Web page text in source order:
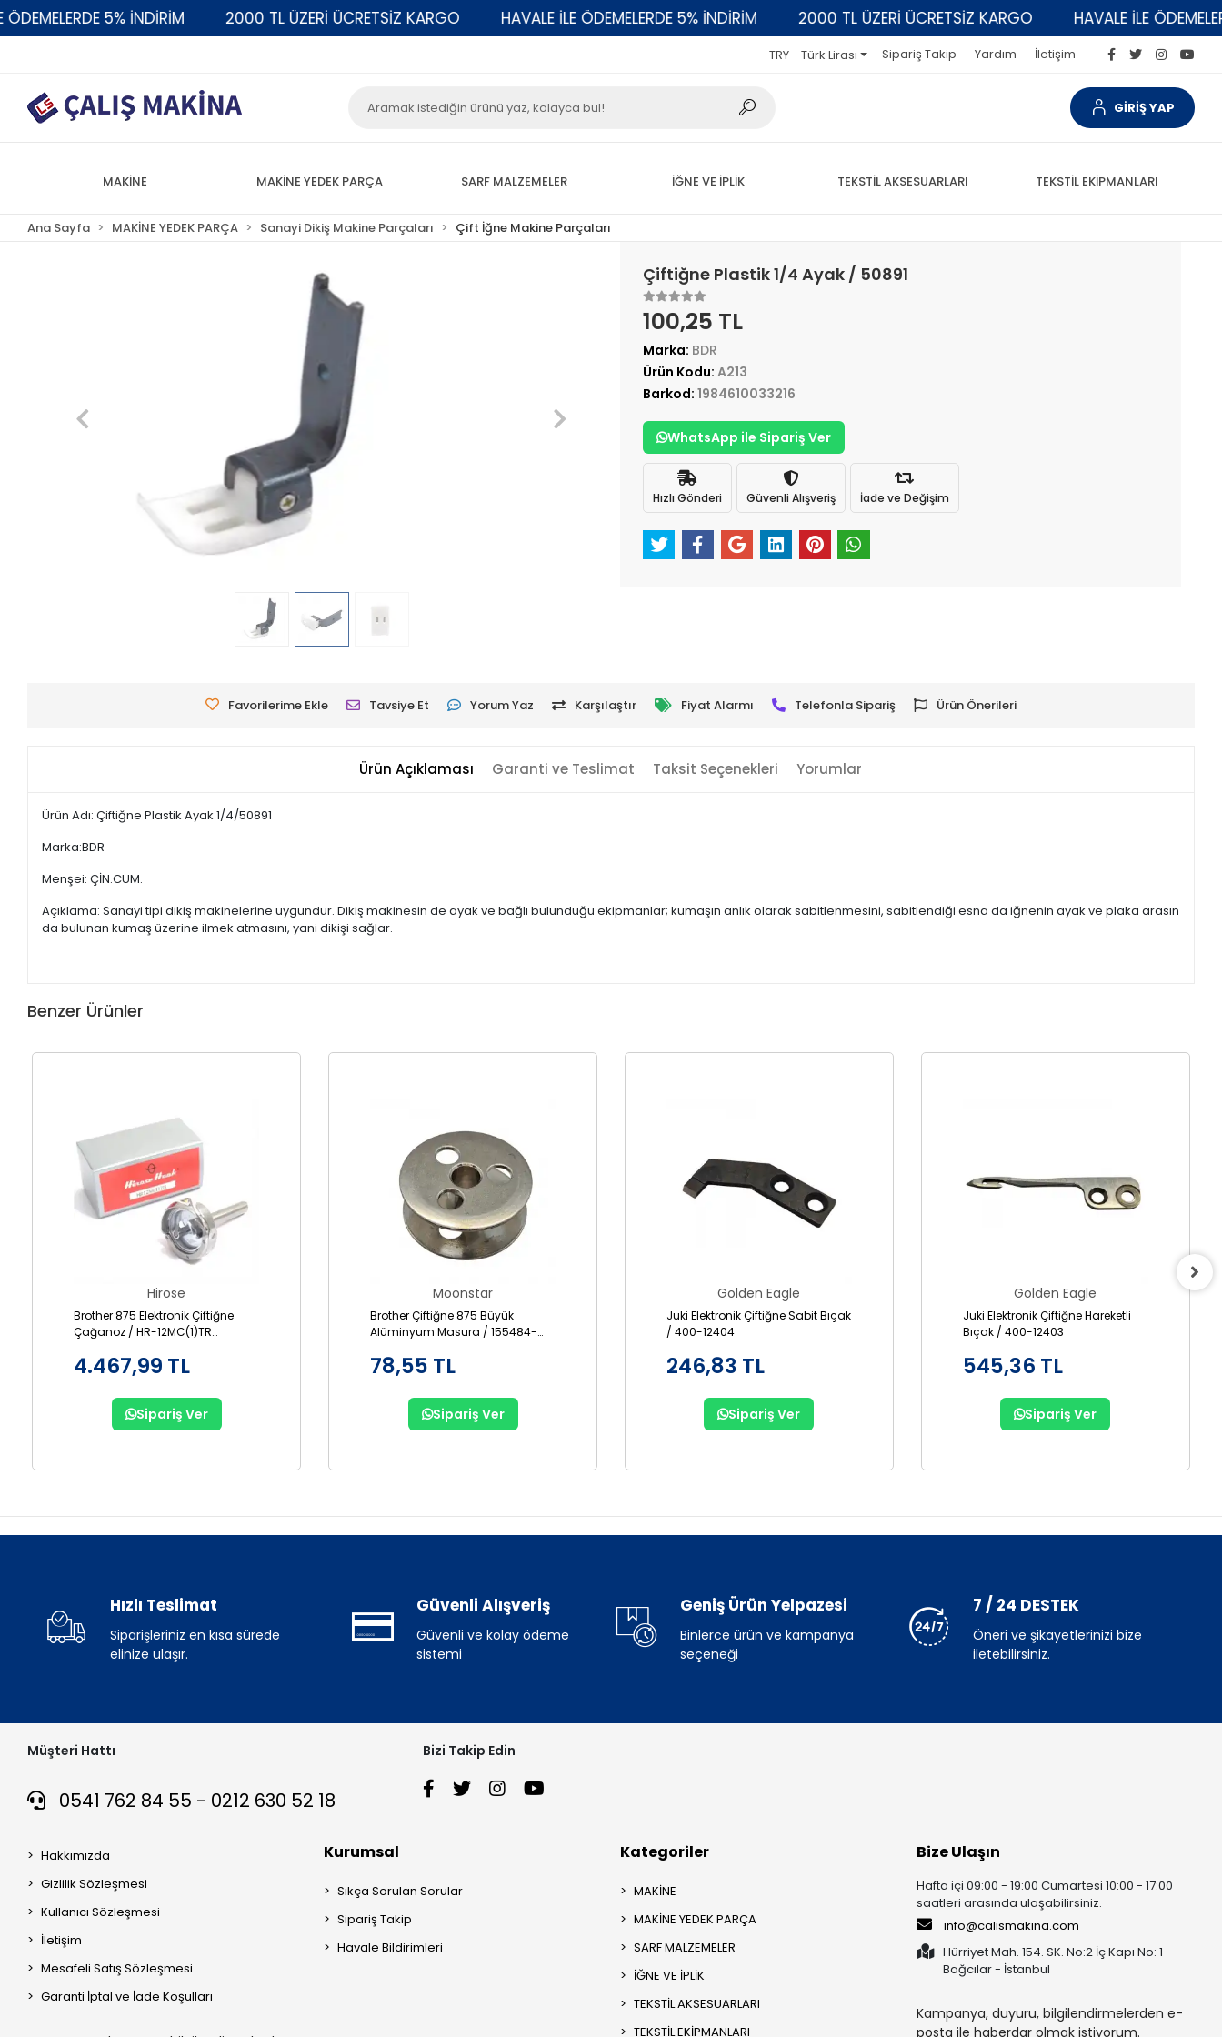
5% İNDİRİM 2000 TL ÜZERİ ÜCRETSİZ KARGO HAVALE İLE ÖDEMELERDE 5% İNDİRİM 2000 TL ÜZERİ ÜCRETSİZ KARGO HAVALE İLE ÖDEMELERDE
TRY - Türk Lirası Sipariş Takip Yardım İletişim
GİRİŞ YAP
MAKİNE MAKİNE YEDEK PARÇA SARF MALZEMELER İĞNE VE İPLİK TEKSTİL AKSESUARLARI TEKSTİL EKİPMANLARI
Ana Sayfa MAKİNE YEDEK PARÇA Sanayi Dikiş Makine Parçaları Çift İğne Makine Parçaları
Çiftiğne Plastik 1/4 Ayak / 50891
100,25 TL
Marka: BDR
Ürün Kodu: A213
Barkod: 1984610033216
WhatsApp ile Sipariş Ver
Hızlı Gönderi Güvenli Alışveriş İade ve Değişim
Favorilerime Ekle Tavsiye Et Yorum Yaz Karşılaştır Fiyat Alarmı Telefonla Sipariş Ürün Önerileri
Ürün Açıklaması Garanti ve Teslimat Taksit Seçenekleri Yorumlar
Ürün Adı: Çiftiğne Plastik Ayak 1/4/50891
Marka:BDR
Menşei: ÇİN.CUM.
Açıklama: Sanayi tipi dikiş makinelerine uygundur. Dikiş makinesin de ayak ve bağlı bulunduğu ekipmanlar; kumaşın anlık olarak sabitlenmesini, sabitlendiği esna da iğnenin ayak ve plaka arasın
da bulunan kumaş üzerine ilmek atmasını, yani dikişi sağlar.
Benzer Ürünler
Hirose
Brother 875 Elektronik Çiftiğne
Çağanoz / HR-12MC(1)TR
4.467,99 TL
Sipariş Ver
Moonstar
Brother Çiftiğne 875 Büyük
Alüminyum Masura / 155484-
78,55 TL
Sipariş Ver
Golden Eagle
Juki Elektronik Çiftiğne Sabit Bıçak
/ 400-12404
246,83 TL
Sipariş Ver
Golden Eagle
Juki Elektronik Çiftiğne Hareketli
Bıçak / 400-12403
545,36 TL
Sipariş Ver
Hızlı Teslimat
Siparişleriniz en kısa sürede
elinize ulaşır.
Güvenli Alışveriş
Güvenli ve kolay ödeme
sistemi
Geniş Ürün Yelpazesi
Binlerce ürün ve kampanya
seçeneği
7 / 24 DESTEK
Öneri ve şikayetlerinizi bize
iletebilirsiniz.
Müşteri Hattı
0541 762 84 55 - 0212 630 52 18
Bizi Takip Edin
Hakkımızda
Gizlilik Sözleşmesi
Kullanıcı Sözleşmesi
İletişim
Mesafeli Satış Sözleşmesi
Garanti İptal ve İade Koşulları
Kurumsal
Sıkça Sorulan Sorular
Sipariş Takip
Havale Bildirimleri
Kategoriler
MAKİNE
MAKİNE YEDEK PARÇA
SARF MALZEMELER
İĞNE VE İPLİK
TEKSTİL AKSESUARLARI
TEKSTİL EKİPMANLARI
Bize Ulaşın
Hafta içi 09:00 - 19:00 Cumartesi 10:00 - 17:00
saatleri arasında ulaşabilirsiniz.
info@calismakina.com
Hürriyet Mah. 154. SK. No:2 İç Kapı No: 1
Bağcılar - İstanbul
Kampanya, duyuru, bilgilendirmelerden e-
posta ile haberdar olmak istiyorum.